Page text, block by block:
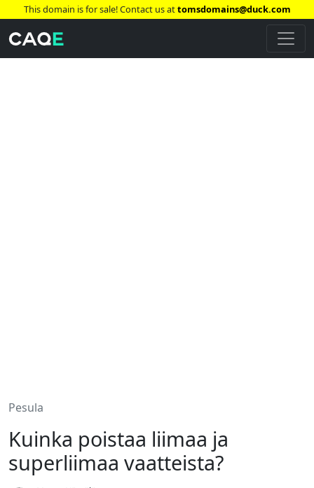
This domain is for sale! Contact us attomsdomains@duck.com
Pesula
Kuinka poistaa liimaa ja
superliimaa vaatteista?